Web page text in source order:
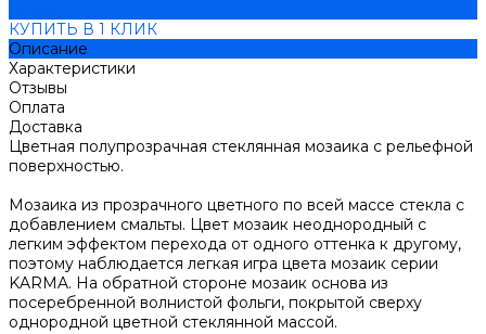
КУПИТЬ В 1 КЛИК
Описание
Характеристики
Отзывы
Оплата
Доставка
Цветная полупрозрачная стеклянная мозаика с рельефной
поверхностью.
Мозаика из прозрачного цветного по всей массе стекла с
добавлением смальты. Цвет мозаик неоднородный с
легким эффектом перехода от одного оттенка к другому,
поэтому наблюдается легкая игра цвета мозаик серии
KARMA. На обратной стороне мозаик основа из
посеребренной волнистой фольги, покрытой сверху
однородной цветной стеклянной массой.